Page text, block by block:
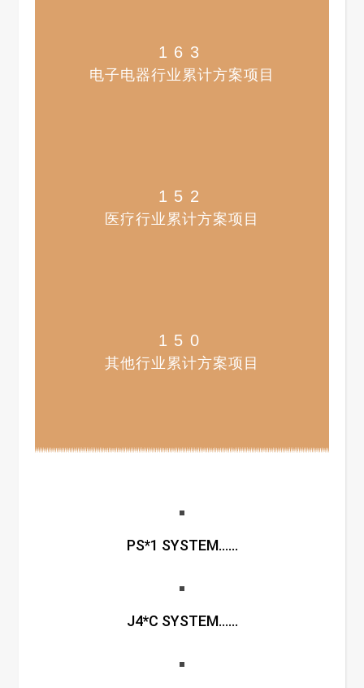
电子电器行业累计方案项目
163
医疗行业累计方案项目
152
其他行业累计方案项目
150
PS*1 SYSTEM......
J4*C SYSTEM......